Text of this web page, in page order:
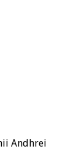
Andhrei